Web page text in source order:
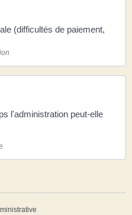
(difficultés de paiement,
l'administration peut-elle